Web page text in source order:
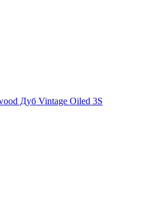
Дуб Vintage Oiled 3S